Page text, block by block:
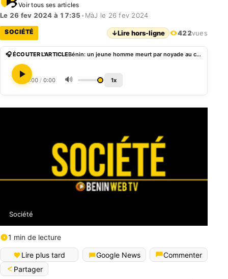
Voir tous ses articles
Le 26 fev 2024 à 17:35 • MàJ le 26 fev 2024
SOCIÉTÉ ↓Lire hors-ligne 422vues
🎧 ÉCOUTER L'ARTICLE Bénin: un jeune homme meurt par noyade au cours d’une baignade à Cotonou
0:00 / 0:00 🔊 1x
Société
1 min de lecture
Lire plus tard Google News
Commenter
Partager